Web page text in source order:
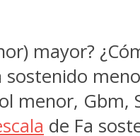
mayor?
menor, Gbm,
de Fa